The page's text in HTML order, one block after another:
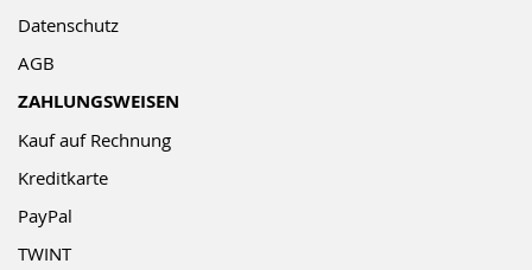
Datenschutz
AGB
ZAHLUNGSWEISEN
Kauf auf Rechnung
Kreditkarte
PayPal
TWINT